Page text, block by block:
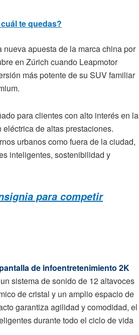
te quedas?
nueva apuesta de la marca china por
en Zúrich cuando Leapmotor
más potente de su SUV familiar
para clientes con alto interés en la
de altas prestaciones.
urbanos como fuera de la ciudad,
inteligentes, sostenibilidad y
para competir
pantalla de infoentretenimiento 2K
sistema de sonido de 12 altavoces
de cristal y un amplio espacio de
garantiza agilidad y comodidad, el
durante todo el ciclo de vida